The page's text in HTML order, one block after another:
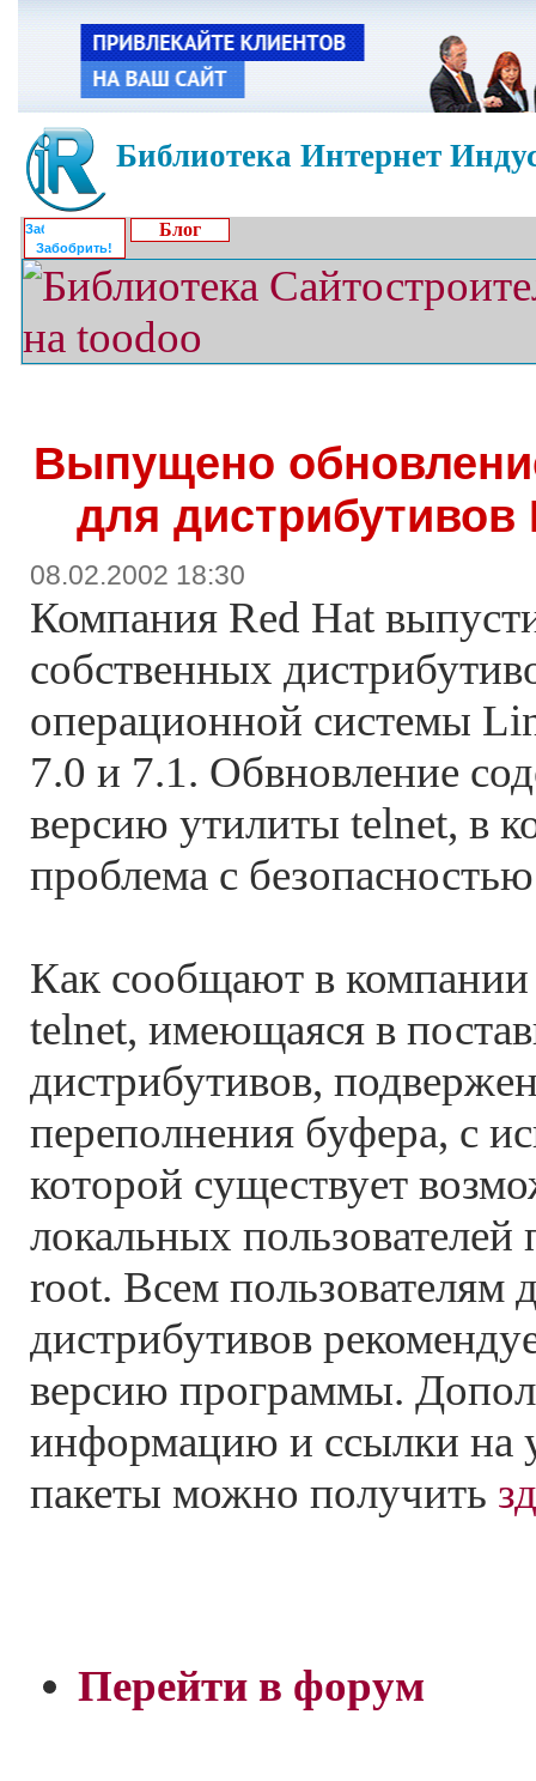
Библиотека Интернет
Забобрить!
Блог
Выпущено
для дистрибутивов
08.02.2002 18:30
Компания Red Hat
собственных
операционной системы
7.0 и 7.1. Обвновление
версию утилиты telnet, в
проблема с
Как сообщают в компании
telnet, имеющаяся в
дистрибутивов,
переполнения буфера, с
которой существует
локальных пользователей
root. Всем пользователям
дистрибутивов
версию программы.
информацию и ссылки на
пакеты можно получить
Перейти в форум